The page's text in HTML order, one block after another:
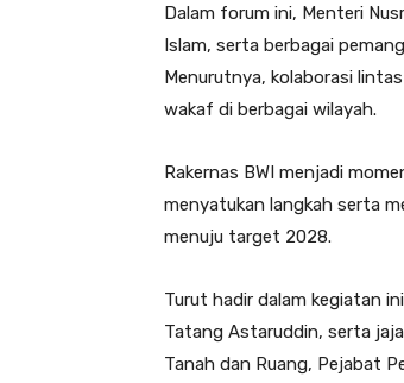
Dalam forum ini, Menteri
Islam, serta berbagai
Menurutnya, kolaborasi
wakaf di berbagai wilayah.
Rakernas BWI menjadi
menyatukan langkah serta
menuju target 2028.
Turut hadir dalam kegiatan
Tatang Astaruddin, serta
Tanah dan Ruang, Pejabat